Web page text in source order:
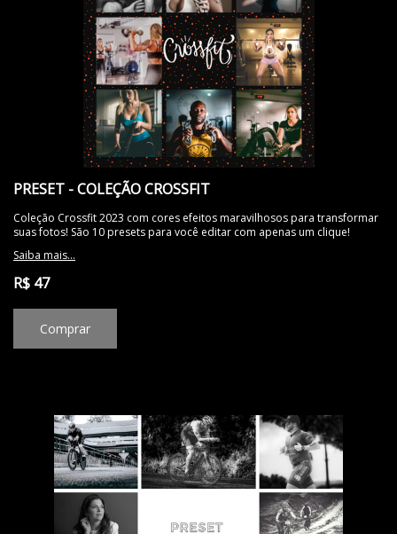
PRESET - COLEÇÃO CROSSFIT
Coleção Crossfit 2023 com cores efeitos maravilhosos para transformar
suas fotos! São 10 presets para você editar com apenas um clique!
Saiba mais...
R$ 47
Comprar